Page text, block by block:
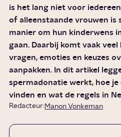
is het lang niet voor
of alleenstaande vrouwen is
manier om hun kinderwens
gaan. Daarbij komt vaak
vragen, emoties en keuzes
aanpakken. In dit artikel
spermadonatie werkt, hoe
vinden en wat de regels in
Redacteur:Manon Vonkeman